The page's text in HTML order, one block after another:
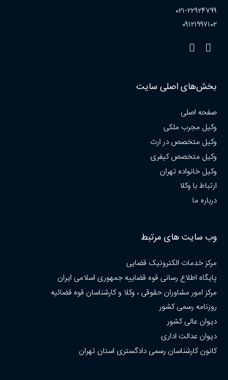
۰۲۱-۲۲۹۲۴۷۹۹
۰۹۱۲۱۹۹۷۱۰۲
بخش‌های اصلی سایت
صفحه اصلی
وکیل مجرب ملکی
وکیل متخصص در ارث
وکیل متخصص کیفری
وکیل خانواده تهران
ارتباط با وکلا
درباره ما
وب سایت های مرتبط
مرکز خدمات الکترونیک قضایی
پایگاه اطلاع رسانی قوه قضاییه جمهوری اسلامی ایران
مرکز امور مشاوران حقوقی ، وکلا و کارشناسان قوه قضائیه
روزنامه رسمی کشور
دیوان عالی کشور
دیوان عدالت اداری
کانون کارشناسان رسمی دادگستری استان تهران